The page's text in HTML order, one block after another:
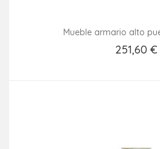
Mueble armario alto
251,60 €